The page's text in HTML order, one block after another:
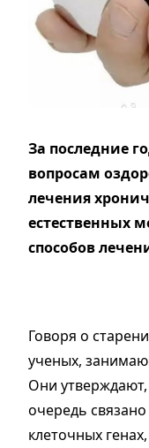
За последние
вопросам
лечения
естественных
способов
Говоря о
ученых,
Они
очередь
клеточных